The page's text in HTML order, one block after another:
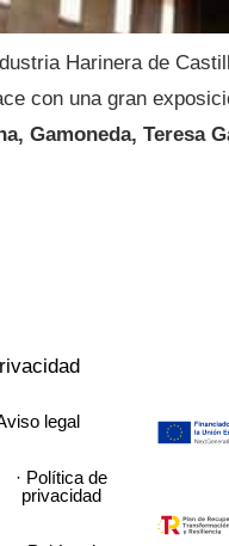
Harinera de
con una gran
Gamoneda, Teresa
legal
· Política de
privacidad